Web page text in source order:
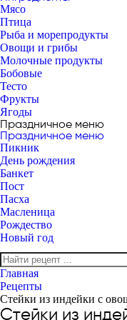
Мясо
Птица
Рыба и морепродукты
Овощи и грибы
Молочные продукты
Бобовые
Тесто
Фрукты
Ягоды
Праздничное меню
Праздничное меню
Пикник
День рождения
Банкет
Пост
Пасха
Масленица
Рождество
Новый год
Главная
Рецепты
Стейки из индейки с
Стейки из